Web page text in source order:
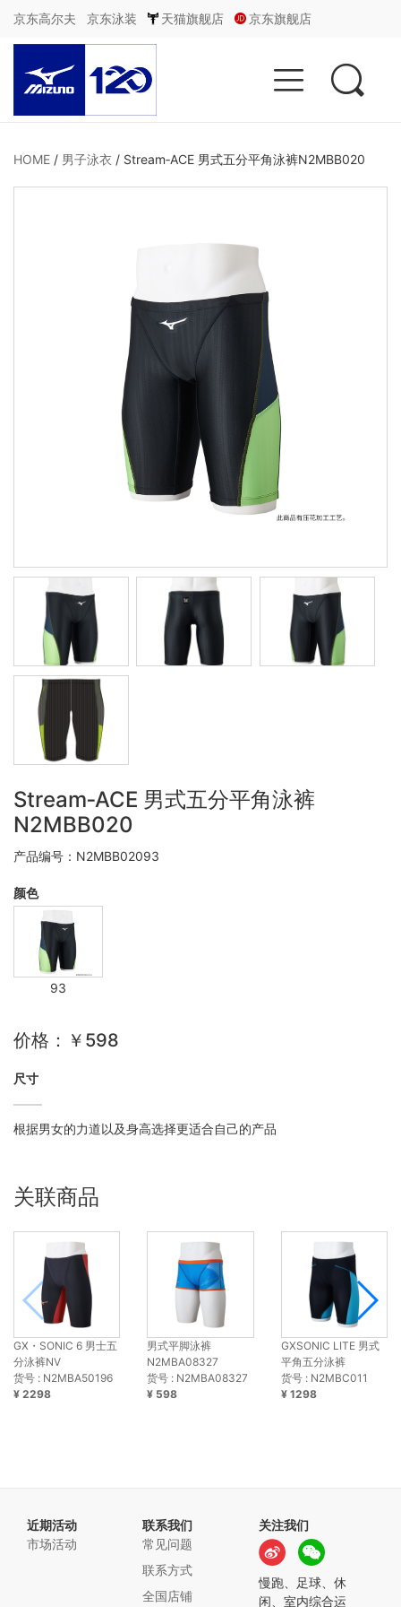
京东高尔夫 京东泳装 天猫旗舰店 京东旗舰店
 
HOME / 男子泳衣 / Stream‐ACE 男式五分平角泳裤N2MBB020
Stream‐ACE 男式五分平角泳裤
N2MBB020
产品编号：N2MBB02093
颜色
93
价格：￥598
尺寸
根据男女的力道以及身高选择更适合自己的产品
关联商品
GX・SONIC 6 男士五
分泳裤NV
货号 : N2MBA50196
¥ 2298
男式平脚泳裤
N2MBA08327
货号 : N2MBA08327
¥ 598
GXSONIC LITE 男式
平角五分泳裤
货号 : N2MBC011
¥ 1298
近期活动
市场活动
联系我们
常见问题
联系方式
全国店铺
关注我们
慢跑、足球、休
闲、室内综合运